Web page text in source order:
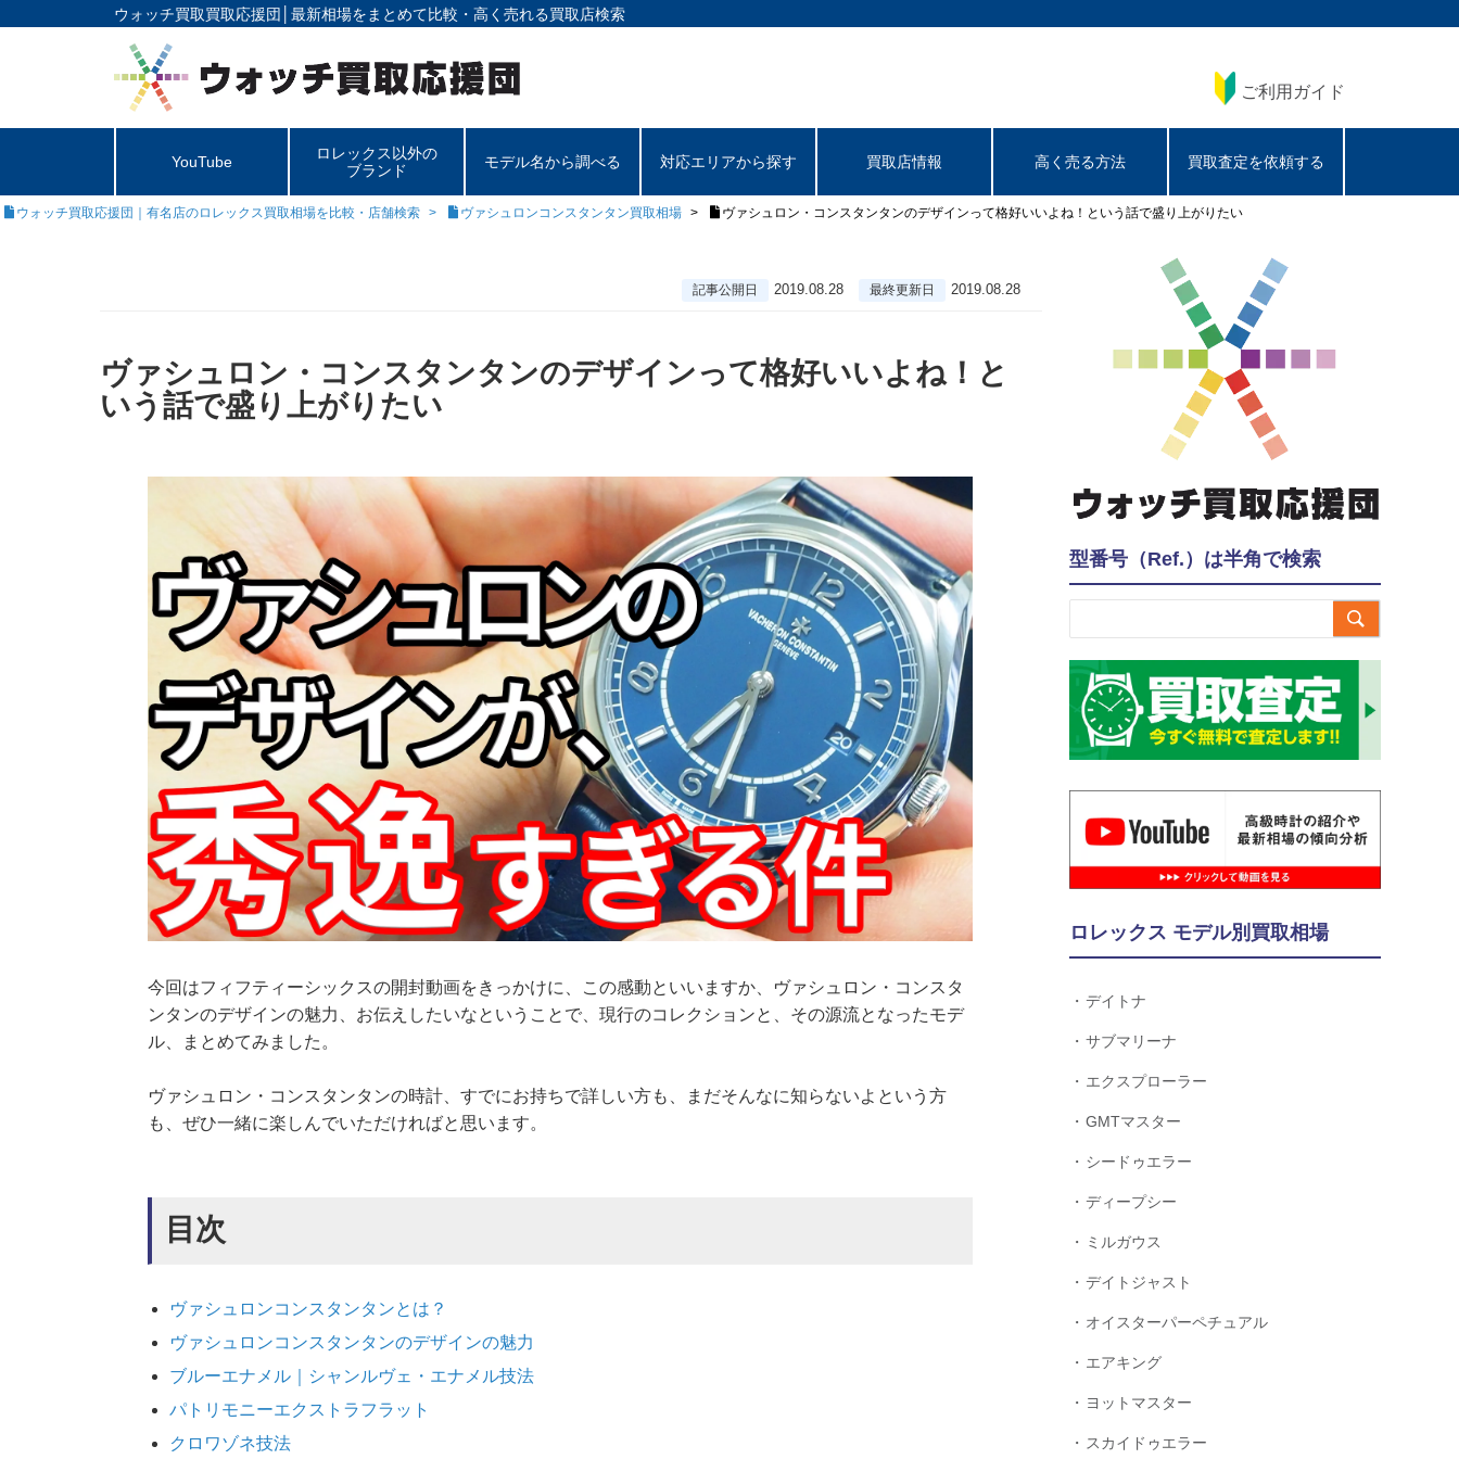
ウォッチ買取買取応援団│ 最新相場をまとめて比較・高く売れる買取店検索
ご利用ガイド
YouTube
ロレックス以外の
ブランド
モデル名から調べる 対応エリアから探す 買取店情報 高く売る方法 買取査定を依頼する
ウォッチ買取応援団｜有名店のロレックス買取相場を比較・店舗検索 ヴァシュロンコンスタンタン買取相場 ヴァシュロン・コンスタンタンのデザインって格好いいよね！という話で盛り上がりたい
記事公開日 2019.08.28 最終更新日 2019.08.28
ヴァシュロン・コンスタンタンのデザインって格好いいよね！と
いう話で盛り上がりたい
今回はフィフティーシックスの開封動画をきっかけに、この感動といいますか、ヴァシュロン・コンスタ
ンタンのデザインの魅力、お伝えしたいなということで、現行のコレクションと、その源流となったモデ
ル、まとめてみました。
ヴァシュロン・コンスタンタンの時計、すでにお持ちで詳しい方も、まだそんなに知らないよという方
も、ぜひ一緒に楽しんでいただければと思います。
目次
ヴァシュロンコンスタンタンとは？
ヴァシュロンコンスタンタンのデザインの魅力
ブルーエナメル｜シャンルヴェ・エナメル技法
パトリモニーエクストラフラット
クロワゾネ技法
型番号（Ref.）は半角で検索

ロレックス モデル別買取相場
デイトナ
サブマリーナ
エクスプローラー
GMTマスター
シードゥエラー
ディープシー
ミルガウス
デイトジャスト
オイスターパーペチュアル
エアキング
ヨットマスター
スカイドゥエラー